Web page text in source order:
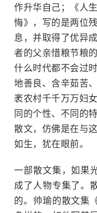
作升华自己；《人
悔》，写的是两位
息，并取得了优异
者的父亲惜粮节粮
什么时代都不会过
地善良、含辛茹苦
袤农村千千万万妇
同的个性、不同的
散文，仿佛是在与
如生，犹在眼前。
一部散文集，如果
成了人物专集了。
的。帅瑜的散文集